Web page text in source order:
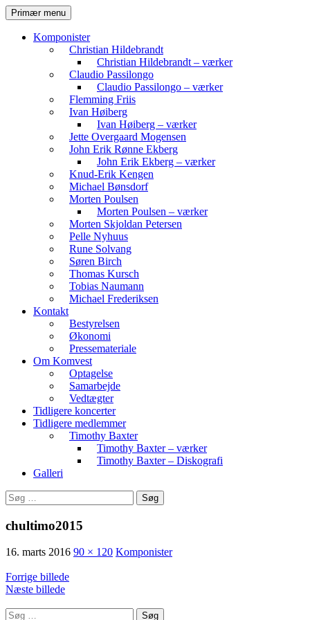
Hop
til
indhold
Komvest
SøgPrimær menu
Komponister
Christian Hildebrandt
Christian Hildebrandt – værker
Claudio Passilongo
Claudio Passilongo – værker
Flemming Friis
Ivan Høiberg
Ivan Høiberg – værker
Jette Overgaard Mogensen
John Erik Rønne Ekberg
John Erik Ekberg – værker
Knud-Erik Kengen
Michael Bønsdorf
Morten Poulsen
Morten Poulsen – værker
Morten Skjoldan Petersen
Pelle Nyhuus
Rune Solvang
Søren Birch
Thomas Kursch
Tobias Naumann
Michael Frederiksen
Kontakt
Bestyrelsen
Økonomi
Pressemateriale
Om Komvest
Optagelse
Samarbejde
Vedtægter
Tidligere koncerter
Tidligere medlemmer
Timothy Baxter
Timothy Baxter – værker
Timothy Baxter – Diskografi
Galleri
Søg
efter:
chultimo2015
16. marts 2016 90 × 120 Komponister
Forrige billede
Næste billede
Søg